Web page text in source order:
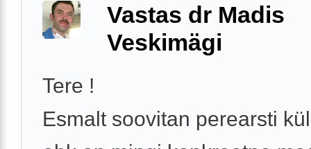
Vastas dr Madis
Veskimägi
Tere !
Esmalt soovitan perearsti